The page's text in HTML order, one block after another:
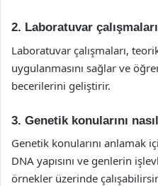
2. Laboratuvar
Laboratuvar çalışmaları,
uygulanmasını sağlar ve
becerilerini geliştirir.
3. Genetik konularını
Genetik konularını anlamak
DNA yapısını ve genlerin
örnekler üzerinde